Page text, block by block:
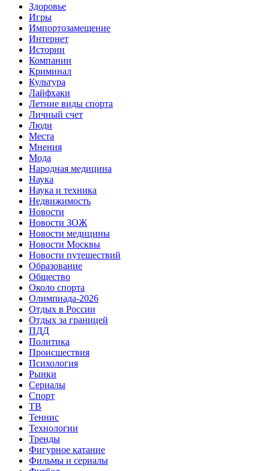
Здоровье
Игры
Импортозамещение
Интернет
Истории
Компании
Криминал
Культура
Лайфхаки
Летние виды спорта
Личный счет
Люди
Места
Мнения
Мода
Народная медицина
Наука
Наука и техника
Недвижимость
Новости
Новости ЗОЖ
Новости медицины
Новости Москвы
Новости путешествий
Образование
Общество
Около спорта
Олимпиада-2026
Отдых в России
Отдых за границей
ПДД
Политика
Происшествия
Психология
Рынки
Сериалы
Спорт
ТВ
Теннис
Технологии
Тренды
Фигурное катание
Фильмы и сериалы